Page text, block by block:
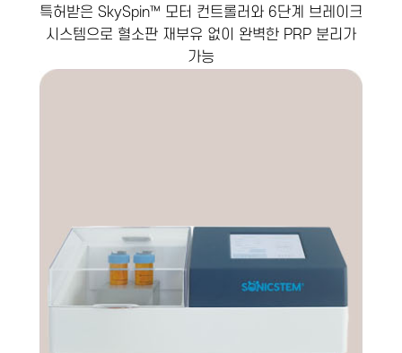
특허받은 SkySpin™ 모터 컨트롤러와 6단계 브레이크
시스템으로 혈소판 재부유 없이 완벽한 PRP 분리가
가능